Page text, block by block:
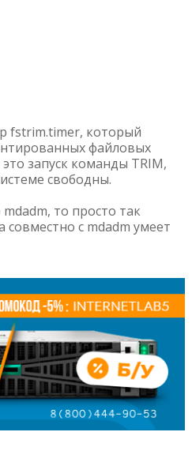
fstrim.timer, который
файловых
запуск команды TRIM,
свободны.
то просто так
совместно с mdadm умеет